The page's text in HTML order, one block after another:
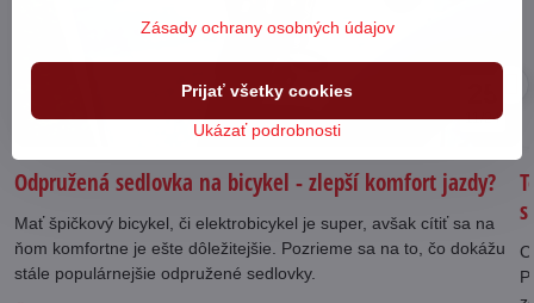
11/24
Odpružená sedlovka na bicykel - zlepší komfort jazdy?
Mať špičkový bicykel, či elektrobicykel je super, avšak cítiť sa na
ňom komfortne je ešte dôležitejšie. Pozrieme sa na to, čo dokážu
stále populárnejšie odpružené sedlovky.
Zásady ochrany osobných údajov
Ukázať podrobnosti
Prijať všetky cookies